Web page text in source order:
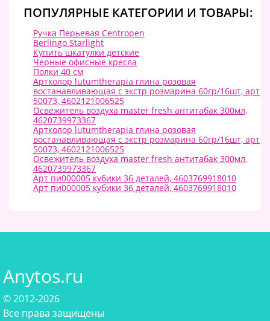
ПОПУЛЯРНЫЕ КАТЕГОРИИ И ТОВАРЫ:
Ручка Перьевая Centropen
Berlingo Starlight
Купить шкатулки детские
Черные офисные кресла
Полки 40 см
Артколор lutumtherapia глина розовая
востанавливающая с экстр розмарина 60гр/16шт, арт
50073, 4602121006525
Освежитель воздуха master fresh антитабак 300мл,
4620739973367
Артколор lutumtherapia глина розовая
востанавливающая с экстр розмарина 60гр/16шт, арт
50073, 4602121006525
Освежитель воздуха master fresh антитабак 300мл,
4620739973367
Арт пи000005 кубики 36 деталей, 4603769918010
Арт пи000005 кубики 36 деталей, 4603769918010
Anytos.ru
© 2012-2026
Все права защищены